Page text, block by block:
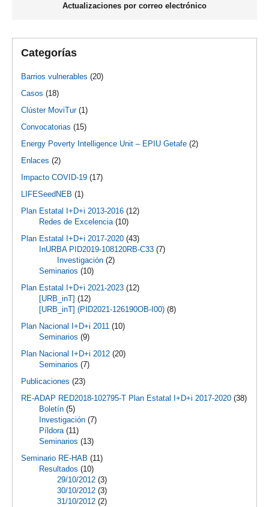
Actualizaciones por correo electrónico
Categorías
Barrios vulnerables (20)
Casos (18)
Clúster MoviTur(1)
Convocatorias (15)
Energy Poverty Intelligence Unit – EPIU Getafe (2)
Enlaces (2)
Impacto COVID-19 (17)
LIFESeedNEB (1)
Plan Estatal I+D+i 2013-2016 (12)
Redes de Excelencia(10)
Plan Estatal I+D+i 2017-2020 (43)
InURBA PID2019-108120RB-C33 (7)
Investigación (2)
Seminarios (10)
Plan Estatal I+D+i 2021-2023 (12)
[URB_inT] (12)
[URB_inT] (PID2021-126190OB-I00) (8)
Plan Nacional I+D+i 2011 (10)
Seminarios (9)
Plan Nacional I+D+i 2012 (20)
Seminarios (7)
Publicaciones (23)
RE-ADAP RED2018-102795-T Plan Estatal I+D+i 2017-2020 (38)
Boletín (5)
Investigación (7)
Píldora(11)
Seminarios (13)
Seminario RE-HAB (11)
Resultados (10)
29/10/2012 (3)
30/10/2012 (3)
31/10/2012 (2)